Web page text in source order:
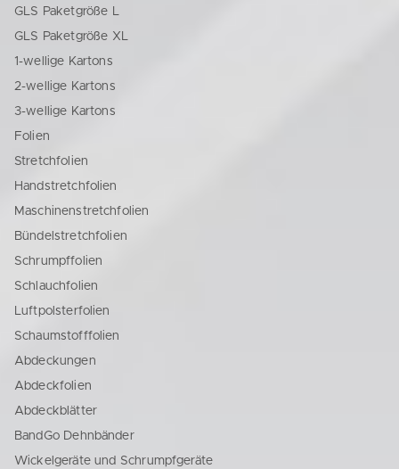
GLS Paketgröße L
GLS Paketgröße XL
1-wellige Kartons
2-wellige Kartons
3-wellige Kartons
Folien
Stretchfolien
Handstretchfolien
Maschinenstretchfolien
Bündelstretchfolien
Schrumpffolien
Schlauchfolien
Luftpolsterfolien
Schaumstofffolien
Abdeckungen
Abdeckfolien
Abdeckblätter
BandGo Dehnbänder
Wickelgeräte und Schrumpfgeräte